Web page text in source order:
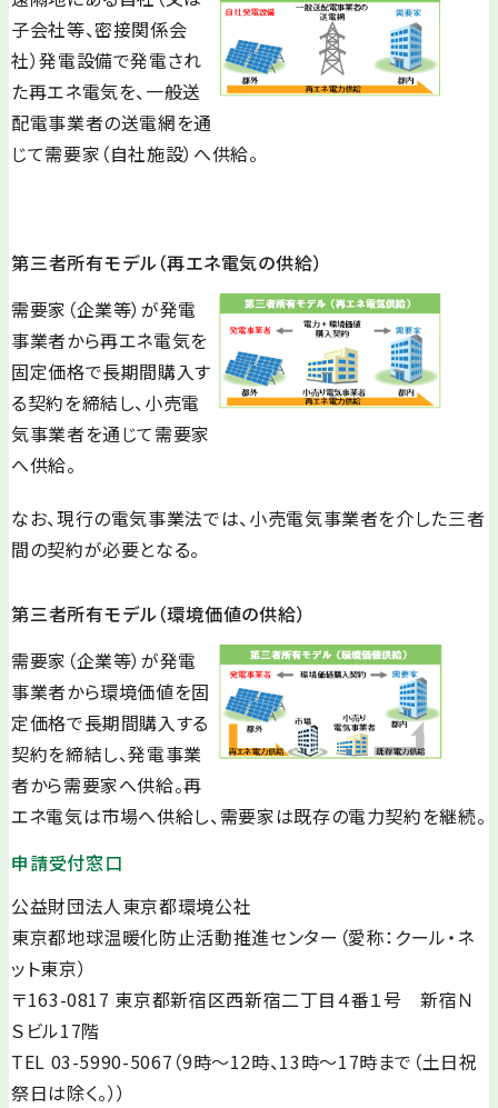
子会社等、密接関係会
社）発電設備で発電され
た再エネ電気を、一般送
配電事業者の送電網を通
じて需要家（自社施設）へ供給。
第三者所有モデル（再エネ電気の供給）
需要家（企業等）が発電
事業者から再エネ電気を
固定価格で長期間購入す
る契約を締結し、小売電
気事業者を通じて需要家
へ供給。
なお、現行の電気事業法では、小売電気事業者を介した三者
間の契約が必要となる。
第三者所有モデル（環境価値の供給）
需要家（企業等）が発電
事業者から環境価値を固
定価格で長期間購入する
契約を締結し、発電事業
者から需要家へ供給。再
エネ電気は市場へ供給し、需要家は既存の電力契約を継続。
申請受付窓口
公益財団法人東京都環境公社
東京都地球温暖化防止活動推進センター（愛称：クール・ネ
ット東京）
〒163-0817 東京都新宿区西新宿二丁目４番１号 新宿Ｎ
Ｓビル17階
TEL 03-5990-5067（9時～12時、13時～17時まで（土日祝
祭日は除く。））